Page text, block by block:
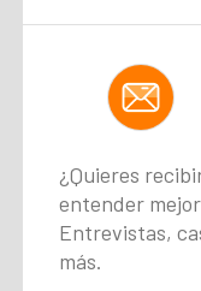
¿Quieres
entender
Entrevistas,
más.